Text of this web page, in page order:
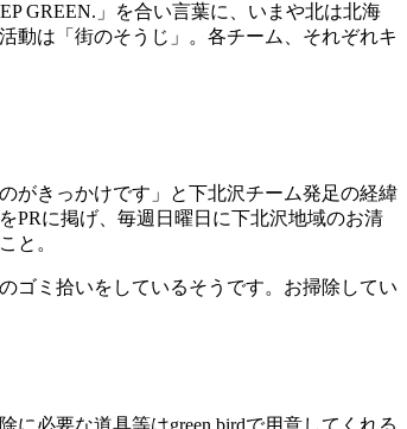
GREEN.」を合い言葉に、いまや北は北海
動は「街のそうじ」。各チーム、それぞれキ
がきっかけです」と下北沢チーム発足の経緯
PRに掲げ、毎週日曜日に下北沢地域のお清
と。
ゴミ拾いをしているそうです。お掃除してい